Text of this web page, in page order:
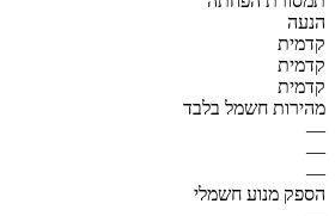
הנעה
קדמית
קדמית
קדמית
מהירות חשמל בלבד
—
—
—
הספק מנוע חשמלי